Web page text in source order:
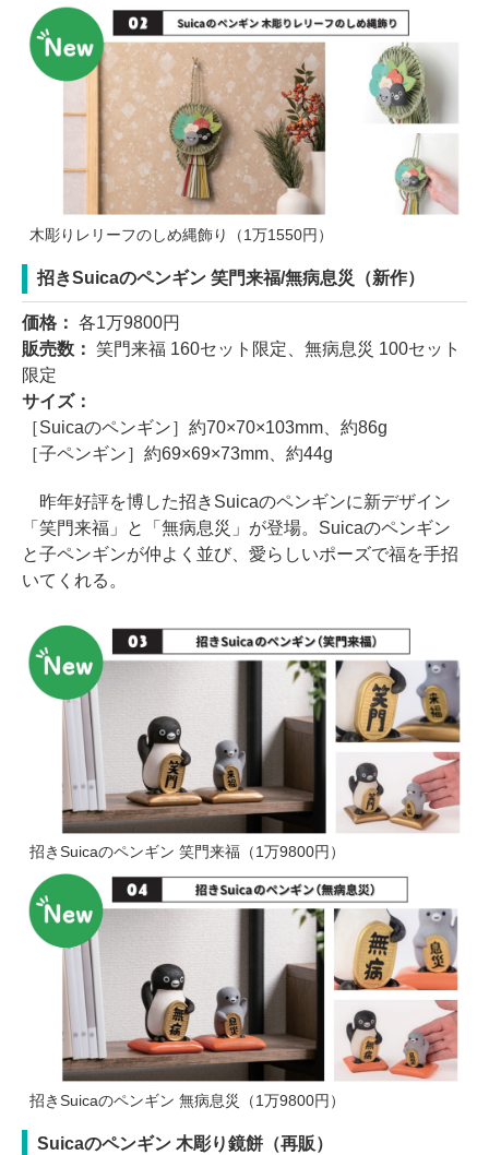
木彫りレリーフのしめ縄飾り（1万1550円）
招きSuicaのペンギン 笑門来福/無病息災（新作）
価格： 各1万9800円
販売数： 笑門来福 160セット限定、無病息災 100セット
限定
サイズ：
［Suicaのペンギン］約70×70×103mm、約86g
［子ペンギン］約69×69×73mm、約44g
昨年好評を博した招きSuicaのペンギンに新デザイン
「笑門来福」と「無病息災」が登場。Suicaのペンギン
と子ペンギンが仲よく並び、愛らしいポーズで福を手招
いてくれる。
招きSuicaのペンギン 笑門来福（1万9800円）
招きSuicaのペンギン 無病息災（1万9800円）
Suicaのペンギン 木彫り鏡餅（再販）